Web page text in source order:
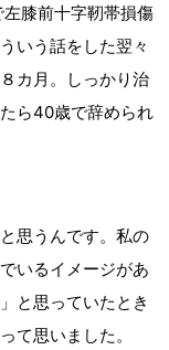
膝前十字靭帯損傷
いう話をした翌々
カ月。しっかり治
ら40歳で辞められ
思うんです。私の
いるイメージがあ
と思っていたとき
て思いました。